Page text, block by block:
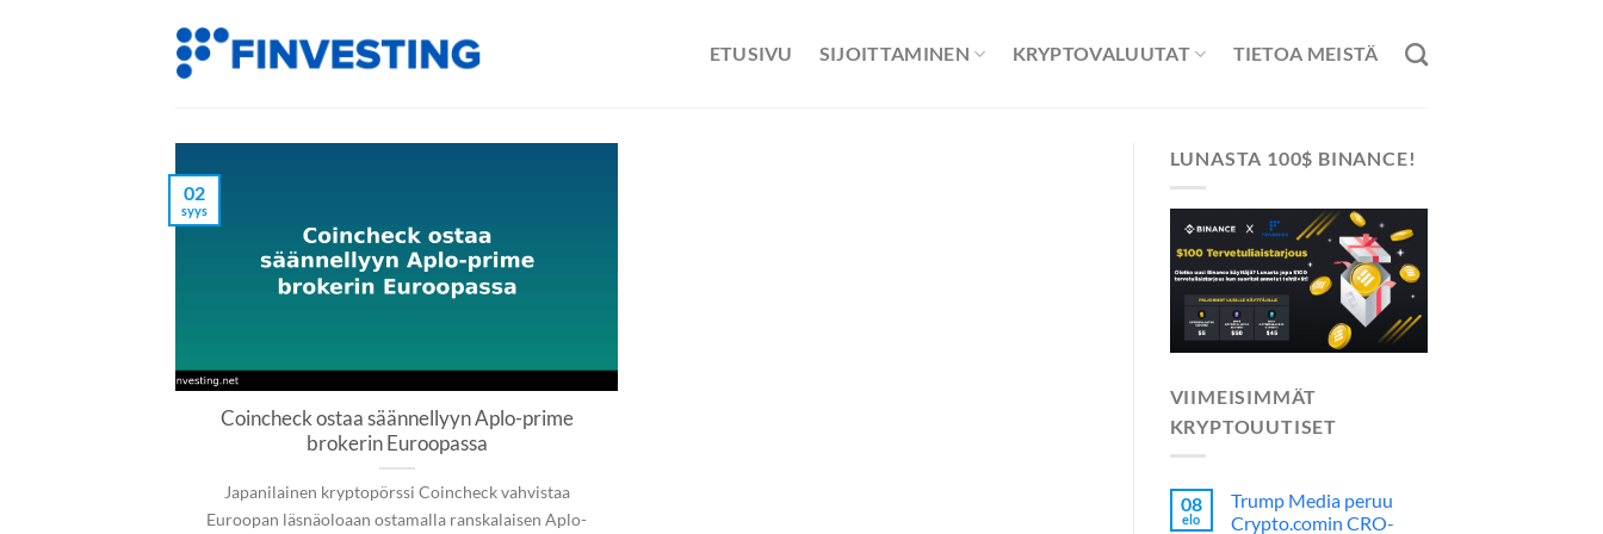
ETUSIVU SIJOITTAMINEN KRYPTOVALUUTAT TIETOA MEISTÄ
Coincheck ostaa säännellyyn Aplo-prime
brokerin Euroopassa
Japanilainen kryptopörssi Coincheck vahvistaa
Euroopan läsnäoloaan ostamalla ranskalaisen Aplo-
02
syys
LUNASTA 100$ BINANCE!
VIIMEISIMMÄT
KRYPTOUUTISET
08
elo
Trump Media peruu
Crypto.comin CRO-